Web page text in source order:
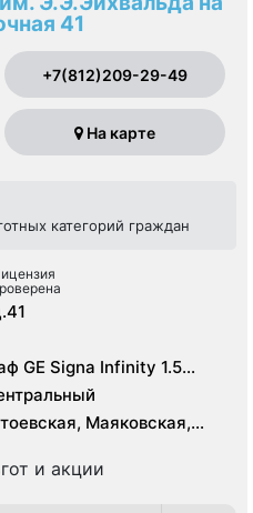
41
+7(812)209-29-49
На карте
категорий граждан
GE Signa Infinity 1.5
среза
Маяковская,
и акции